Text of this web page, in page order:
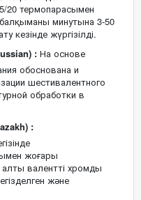
20 термопарасымен
минутына 3-50
кезінде жүргізілді.
: На основе
обоснована и
шестивалентного
обработки в
:
жоғары
алты валентті хромды
және